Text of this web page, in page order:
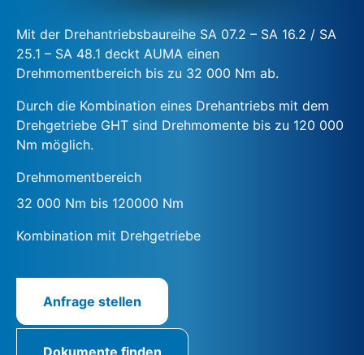
Mit der Drehantriebsbaureihe SA 07.2 – SA 16.2 / SA
25.1 – SA 48.1 deckt AUMA einen
Drehmomentbereich bis zu 32 000 Nm ab.
Durch die Kombination eines Drehantriebs mit dem
Drehgetriebe GHT sind Drehmomente bis zu 120 000
Nm möglich.
Drehmomentbereich
32 000 Nm bis 120000 Nm
Kombination mit Drehgetriebe
Anfrage stellen
Dokumente finden